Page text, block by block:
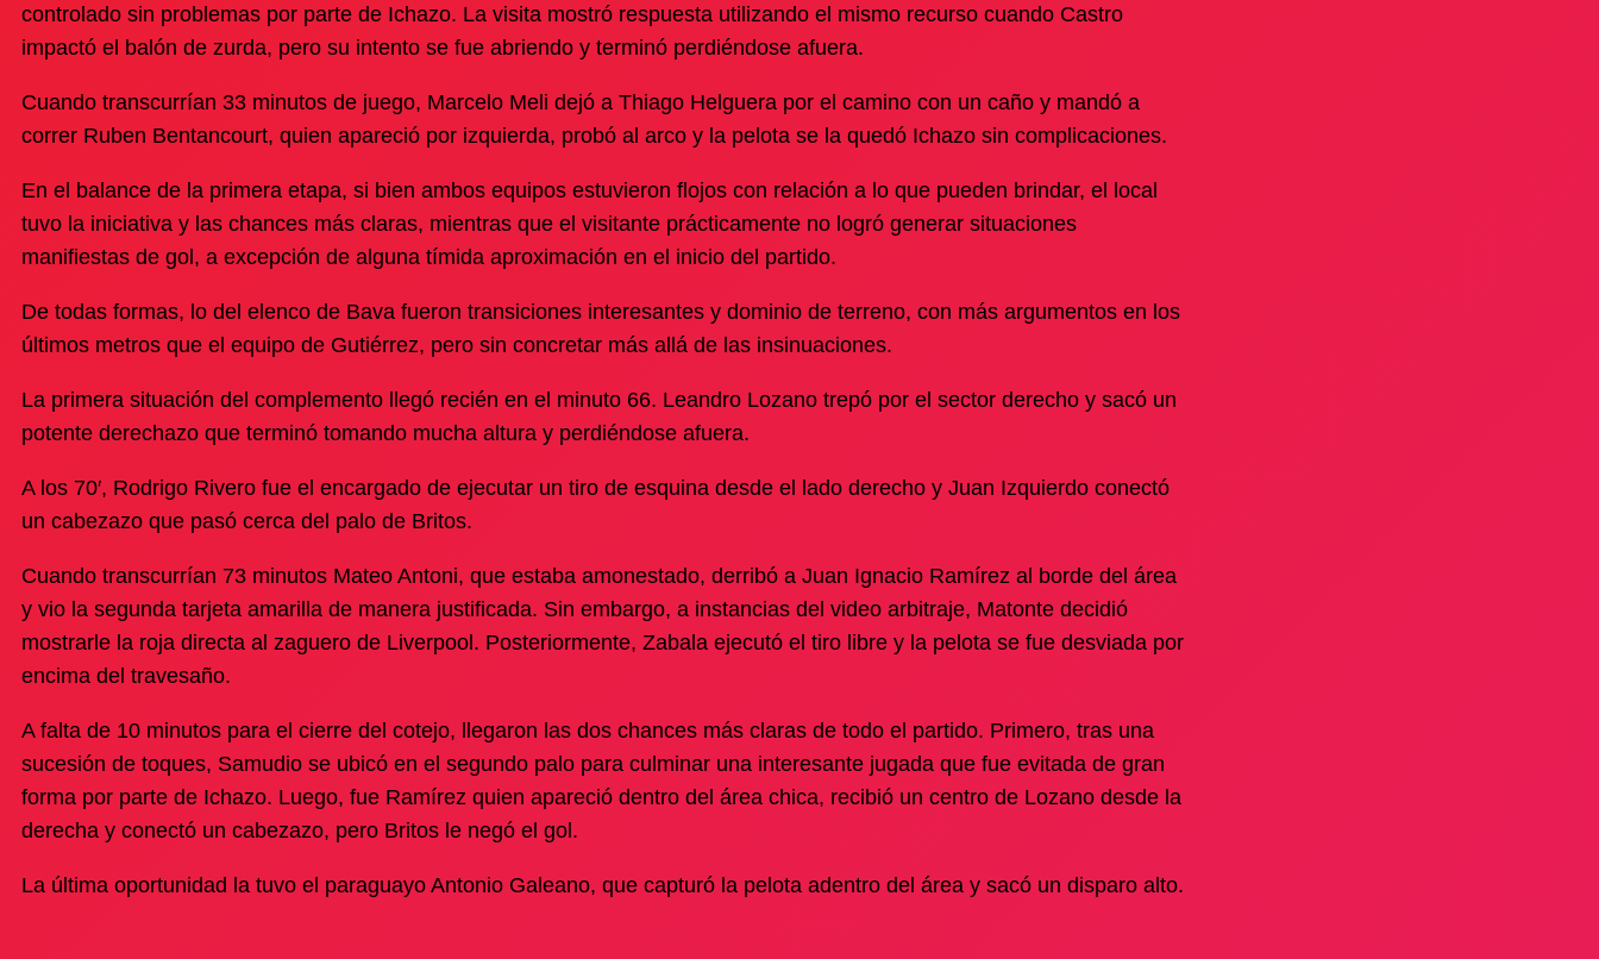
controlado sin problemas por parte de Ichazo. La visita mostró respuesta utilizando el mismo recurso cuando Castro
impactó el balón de zurda, pero su intento se fue abriendo y terminó perdiéndose afuera.
Cuando transcurrían 33 minutos de juego, Marcelo Meli dejó a Thiago Helguera por el camino con un caño y mandó a
correr Ruben Bentancourt, quien apareció por izquierda, probó al arco y la pelota se la quedó Ichazo sin complicaciones.
En el balance de la primera etapa, si bien ambos equipos estuvieron flojos con relación a lo que pueden brindar, el local
tuvo la iniciativa y las chances más claras, mientras que el visitante prácticamente no logró generar situaciones
manifiestas de gol, a excepción de alguna tímida aproximación en el inicio del partido.
De todas formas, lo del elenco de Bava fueron transiciones interesantes y dominio de terreno, con más argumentos en los
últimos metros que el equipo de Gutiérrez, pero sin concretar más allá de las insinuaciones.
La primera situación del complemento llegó recién en el minuto 66. Leandro Lozano trepó por el sector derecho y sacó un
potente derechazo que terminó tomando mucha altura y perdiéndose afuera.
A los 70′, Rodrigo Rivero fue el encargado de ejecutar un tiro de esquina desde el lado derecho y Juan Izquierdo conectó
un cabezazo que pasó cerca del palo de Britos.
Cuando transcurrían 73 minutos Mateo Antoni, que estaba amonestado, derribó a Juan Ignacio Ramírez al borde del área
y vio la segunda tarjeta amarilla de manera justificada. Sin embargo, a instancias del video arbitraje, Matonte decidió
mostrarle la roja directa al zaguero de Liverpool. Posteriormente, Zabala ejecutó el tiro libre y la pelota se fue desviada por
encima del travesaño.
A falta de 10 minutos para el cierre del cotejo, llegaron las dos chances más claras de todo el partido. Primero, tras una
sucesión de toques, Samudio se ubicó en el segundo palo para culminar una interesante jugada que fue evitada de gran
forma por parte de Ichazo. Luego, fue Ramírez quien apareció dentro del área chica, recibió un centro de Lozano desde la
derecha y conectó un cabezazo, pero Britos le negó el gol.
La última oportunidad la tuvo el paraguayo Antonio Galeano, que capturó la pelota adentro del área y sacó un disparo alto.